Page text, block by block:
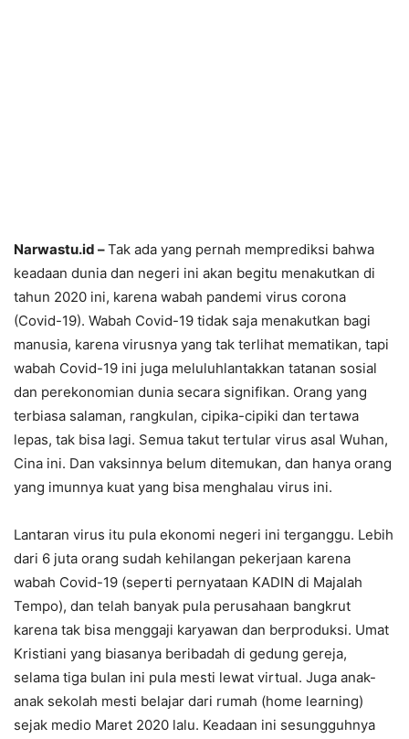
Narwastu.id –Tak ada yang pernah memprediksi bahwa
keadaan dunia dan negeri ini akan begitu menakutkan di
tahun 2020 ini, karena wabah pandemi virus corona
(Covid-19). Wabah Covid-19 tidak saja menakutkan bagi
manusia, karena virusnya yang tak terlihat mematikan, tapi
wabah Covid-19 ini juga meluluhlantakkan tatanan sosial
dan perekonomian dunia secara signifikan. Orang yang
terbiasa salaman, rangkulan, cipika-cipiki dan tertawa
lepas, tak bisa lagi. Semua takut tertular virus asal Wuhan,
Cina ini. Dan vaksinnya belum ditemukan, dan hanya orang
yang imunnya kuat yang bisa menghalau virus ini.
Lantaran virus itu pula ekonomi negeri ini terganggu. Lebih
dari 6 juta orang sudah kehilangan pekerjaan karena
wabah Covid-19 (seperti pernyataan KADIN di Majalah
Tempo), dan telah banyak pula perusahaan bangkrut
karena tak bisa menggaji karyawan dan berproduksi. Umat
Kristiani yang biasanya beribadah di gedung gereja,
selama tiga bulan ini pula mesti lewat virtual. Juga anak-
anak sekolah mesti belajar dari rumah (home learning)
sejak medio Maret 2020 lalu. Keadaan ini sesungguhnya